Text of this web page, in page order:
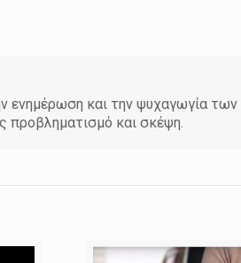
ενημέρωση και την ψυχαγωγία
προβληματισμό και σκέψη.